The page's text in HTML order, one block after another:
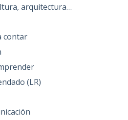
arquitectura…
contar
(LR)